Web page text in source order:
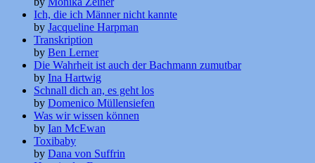
Ich, die ich Männer nicht kannte
by Jacqueline Harpman
Transkription
by Ben Lerner
Die Wahrheit ist auch der Bachmann zumutbar
by Ina Hartwig
Schnall dich an, es geht los
by Domenico Müllensiefen
Was wir wissen können
by Ian McEwan
Toxibaby
by Dana von Suffrin